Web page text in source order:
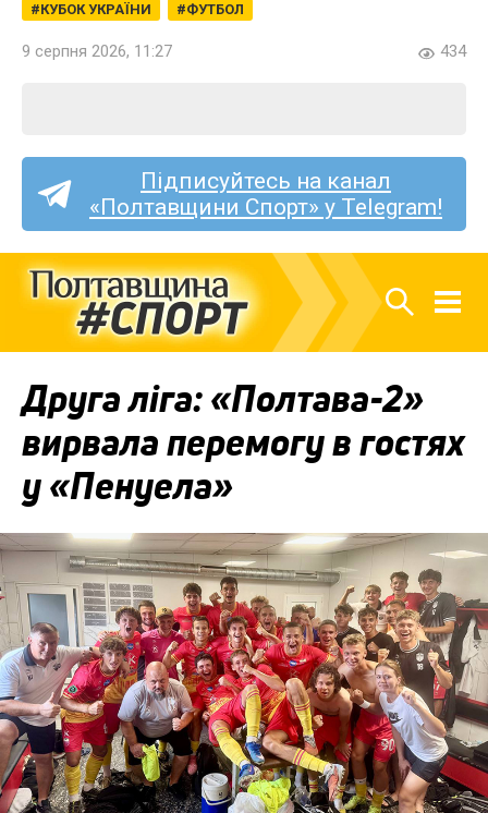
КУБОК УКРАЇНИ ФУТБОЛ
9 серпня 2026, 11:27 434
Підписуйтесь на канал
«Полтавщини Спорт» у Telegram!
Друга ліга: «Полтава-2»
вирвала перемогу в гостях
у «Пенуела»